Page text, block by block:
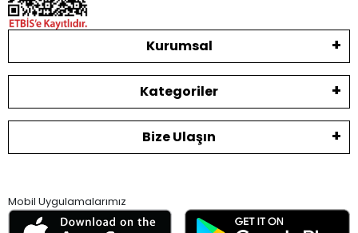
Kurumsal
Kategoriler
Bize Ulaşın
Mobil Uygulamalarımız